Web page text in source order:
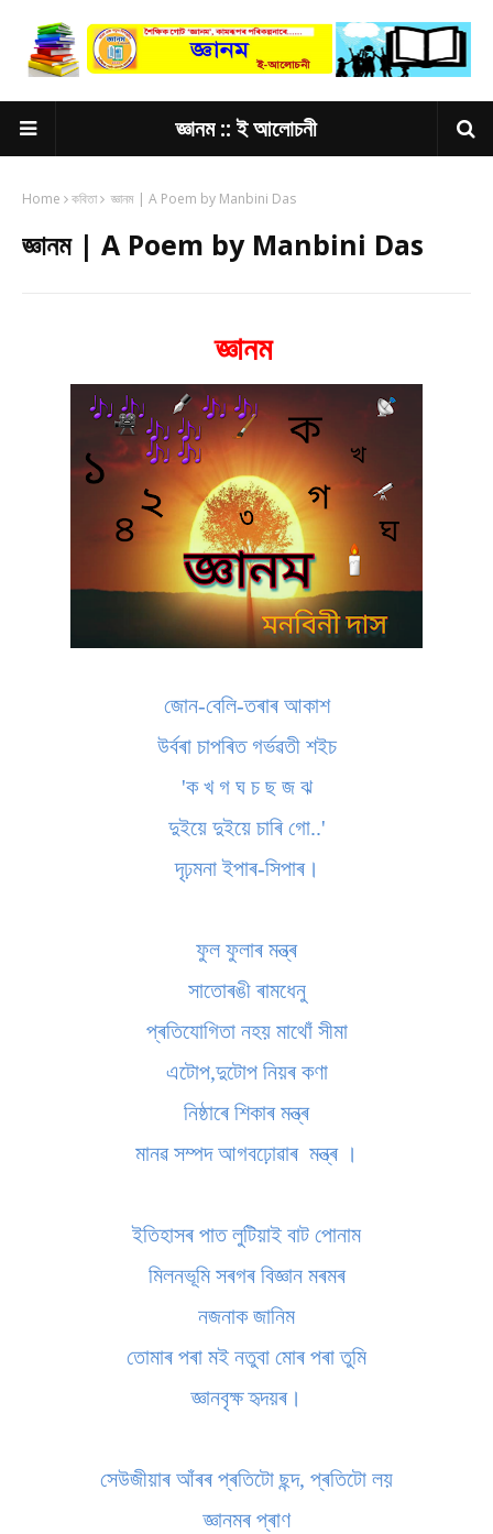
জ্ঞানম :: ই আলোচনী
Home কবিতা জ্ঞানম | A Poem by Manbini Das
জ্ঞানম | A Poem by Manbini Das
জ্ঞানম
জোন-বেলি-তৰাৰ আকাশ
উৰ্বৰা চাপৰিত গৰ্ভৱতী শইচ
'ক খ গ ঘ চ ছ জ ঝ
দুইয়ে দুইয়ে চাৰি গো..'
দৃঢ়মনা ইপাৰ-সিপাৰ।
ফুল ফুলাৰ মন্ত্ৰ
সাতোৰঙী ৰামধেনু
প্ৰতিযোগিতা নহয় মাথোঁ সীমা
এটোপ,দুটোপ নিয়ৰ কণা
নিষ্ঠাৰে শিকাৰ মন্ত্ৰ
মানৱ সম্পদ আগবঢ়োৱাৰ মন্ত্ৰ ।
ইতিহাসৰ পাত লুটিয়াই বাট পোনাম
মিলনভূমি সৰগৰ বিজ্ঞান মৰমৰ
নজনাক জানিম
তোমাৰ পৰা মই নতুবা মোৰ পৰা তুমি
জ্ঞানবৃক্ষ হৃদয়ৰ।
সেউজীয়াৰ আঁৰৰ প্ৰতিটো ছন্দ, প্ৰতিটো লয়
জ্ঞানমৰ প্ৰাণ